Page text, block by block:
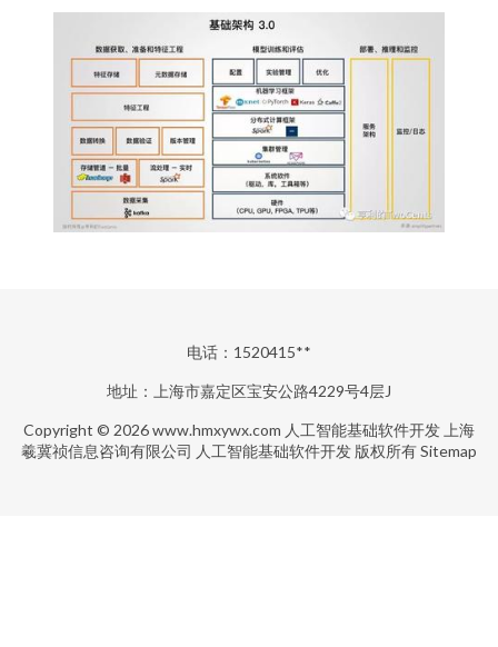
电话：1520415**
地址：上海市嘉定区宝安公路4229号4层J
Copyright © 2026www.hmxywx.com 人工智能基础软件开发 上海
羲冀祯信息咨询有限公司 人工智能基础软件开发 版权所有Sitemap